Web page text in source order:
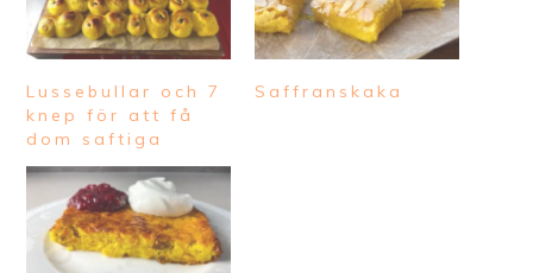
Lussebullar och 7
knep för att få
dom saftiga
Saffranskaka